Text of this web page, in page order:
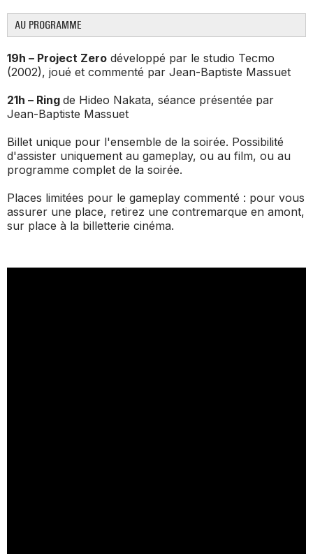
AU PROGRAMME
19h – Project Zero développé par le studio Tecmo
(2002), joué et commenté par Jean-Baptiste Massuet
21h – Ring de Hideo Nakata, séance présentée par
Jean-Baptiste Massuet
Billet unique pour l'ensemble de la soirée. Possibilité
d'assister uniquement au gameplay, ou au film, ou au
programme complet de la soirée.
Places limitées pour le gameplay commenté : pour vous
assurer une place, retirez une contremarque en amont,
sur place à la billetterie cinéma.